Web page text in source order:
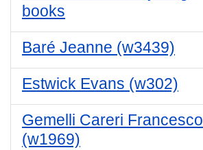
books
Baré Jeanne (w3439)
Estwick Evans (w302)
Gemelli Careri Francesco
(w1969)